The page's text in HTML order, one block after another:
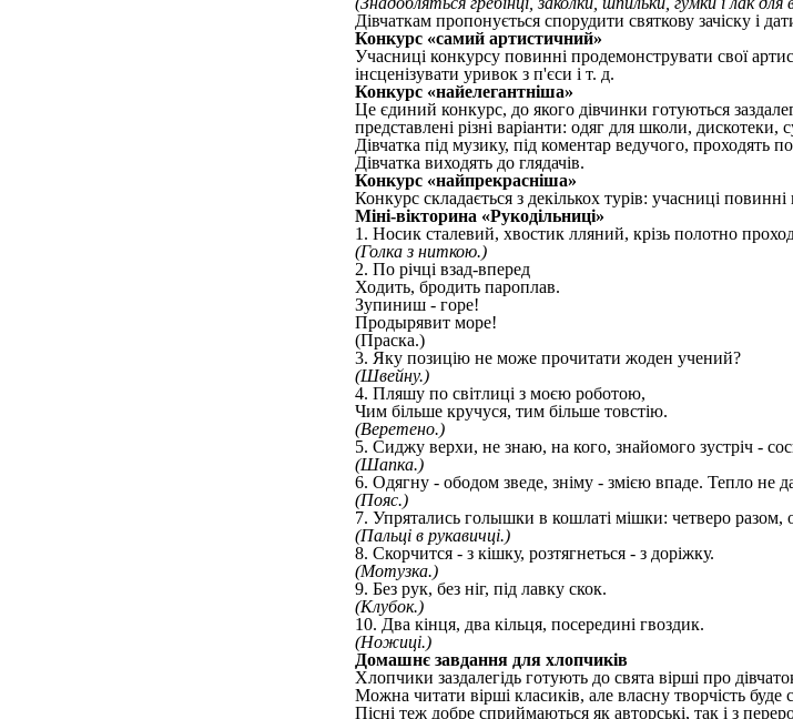
Дівчаткам пропонується спорудити святкову зачіску і
Конкурс «самий артистичний»
Учасниці конкурсу повинні продемонструвати свої
інсценізувати уривок з п'єси і т. д.
Конкурс «найелегантніша»
Це єдиний конкурс, до якого дівчинки готуються
представлені різні варіанти: одяг для школи, дискотеки,
Дівчатка під музику, під коментар ведучого, проходять
Дівчатка виходять до глядачів.
Конкурс «найпрекрасніша»
Конкурс складається з декількох турів: учасниці
Міні-вікторина «Рукодільниці»
1. Носик сталевий, хвостик лляний, крізь полотно
(Голка з ниткою.)
2. По річці взад-вперед
Ходить, бродить пароплав.
Зупиниш - горе!
Продырявит море!
(Праска.)
3. Яку позицію не може прочитати жоден учений?
(Швейну.)
4. Пляшу по світлиці з моєю роботою,
Чим більше кручуся, тим більше товстію.
(Веретено.)
5. Сиджу верхи, не знаю, на кого, знайомого зустріч -
(Шапка.)
6. Одягну - ободом зведе, зніму - змією впаде. Тепло не
(Пояс.)
7. Упрятались голышки в кошлаті мішки: четверо разом,
(Пальці в рукавичці.)
8. Скорчится - з кішку, розтягнеться - з доріжку.
(Мотузка.)
9. Без рук, без ніг, під лавку скок.
(Клубок.)
10. Два кінця, два кільця, посередині гвоздик.
(Ножиці.)
Домашнє завдання для хлопчиків
Хлопчики заздалегідь готують до свята вірші про
Можна читати вірші класиків, але власну творчість
Пісні теж добре сприймаються як авторські, так і з